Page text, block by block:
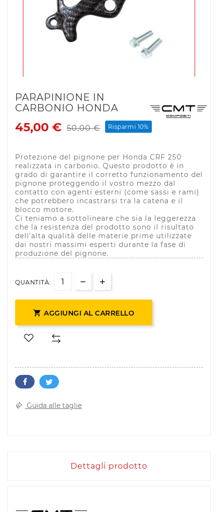
PARAPINIONE IN
CARBONIO HONDA
45,00 € 50,00 € Risparmi 10%
Protezione del pignone per Honda CRF 250
realizzata in carbonio. Questo prodotto è in
grado di garantire il corretto funzionamento del
pignone proteggendo il vostro mezzo dal
contatto con agenti esterni (come sassi e rami)
che potrebbero incastrarsi tra la catena e il
blocco motore.
Ci teniamo a sottolineare che sia la leggerezza
che la resistenza del prodotto sono il risultato
dell'alta qualità delle materie prime utilizzate
dai nostri massimi esperti durante la fase di
produzione del pignone.
QUANTITÀ:
 AGGIUNGI AL CARRELLO
Guida alle taglie
Dettagli prodotto